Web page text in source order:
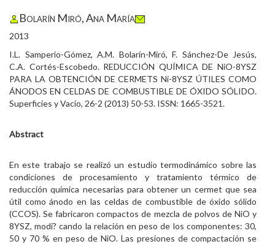
Bolarín Miró, Ana María
2013
I.L. Samperio-Gómez, A.M. Bolarín-Miró, F. Sánchez-De Jesús,
C.A. Cortés-Escobedo. REDUCCIÓN QUÍMICA DE NiO-8YSZ
PARA LA OBTENCIÓN DE CERMETS Ni-8YSZ ÚTILES COMO
ÁNODOS EN CELDAS DE COMBUSTIBLE DE ÓXIDO SÓLIDO.
Superficies y Vacío, 26-2 (2013) 50-53. ISSN: 1665-3521.
Abstract
En este trabajo se realizó un estudio termodinámico sobre las
condiciones de procesamiento y tratamiento térmico de
reducción química necesarias para obtener un cermet que sea
útil como ánodo en las celdas de combustible de óxido sólido
(CCOS). Se fabricaron compactos de mezcla de polvos de NiO y
8YSZ, modi? cando la relación en peso de los componentes: 30,
50 y 70 % en peso de NiO. Las presiones de compactación se